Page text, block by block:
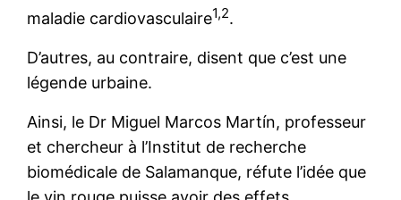
maladie cardiovasculaire1,2.
D’autres, au contraire, disent que c’est une
légende urbaine.
Ainsi, le Dr Miguel Marcos Martín, professeur
et chercheur à l’Institut de recherche
biomédicale de Salamanque, réfute l’idée que